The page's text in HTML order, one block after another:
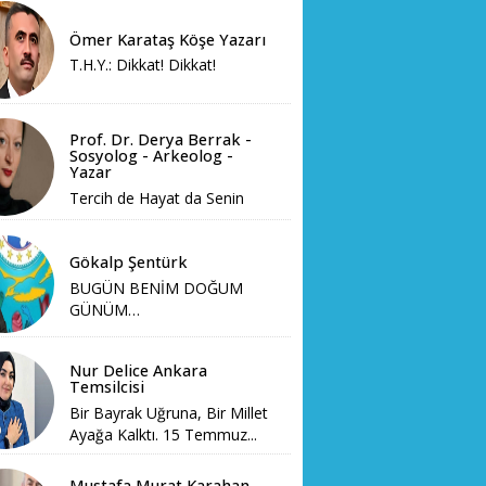
Ömer Karataş Köşe Yazarı
T.H.Y.: Dikkat! Dikkat!
Prof. Dr. Derya Berrak -
Sosyolog - Arkeolog -
Yazar
Tercih de Hayat da Senin
Gökalp Şentürk
BUGÜN BENİM DOĞUM
GÜNÜM…
Nur Delice Ankara
Temsilcisi
Bir Bayrak Uğruna, Bir Millet
Ayağa Kalktı. 15 Temmuz...